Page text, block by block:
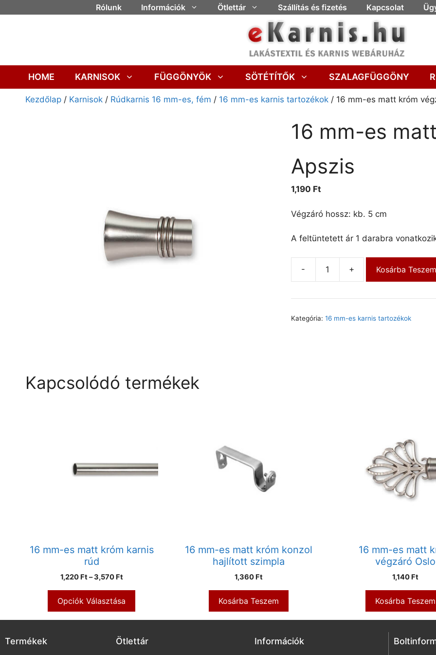
Rólunk Információk Ötlettár Szállítás és fizetés Kapcsolat
HOME KARNISOK FÜGGÖNYÖK SÖTÉTÍTŐK SZALAGFÜGGÖNY
Kezdőlap / Karnisok / Rúdkarnis 16 mm-es, fém / 16 mm-es karnis tartozékok / 16 mm-es matt króm
16 mm-es
Apszis
1,190 Ft
Végzáró hossz: kb. 5 cm
A feltüntetett ár 1 darabra
- + Kosárba Teszem
Kategória: 16 mm-es karnis tartozékok
Kapcsolódó termékek
16 mm-es matt króm karnis
rúd
1,220 Ft–3,570 Ft
Opciók Választása
16 mm-es matt króm konzol
hajlított szimpla
1,360 Ft
Kosárba Teszem
16 mm-es matt
végzáró Oslo
1,140 Ft
Kosárba Teszem
Termékek Ötlettár Információk